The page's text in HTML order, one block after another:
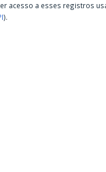
acesso a esses registros
).